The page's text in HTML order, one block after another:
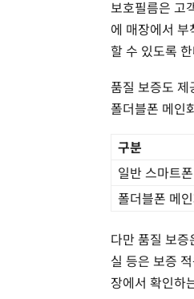
보호필름은 고
에 매장에서
할 수 있도록
품질 보증도
폴더블폰 메인
구분
일반 스마트
폴더블폰 메
다만 품질 보
실 등은 보증
장에서 확인하